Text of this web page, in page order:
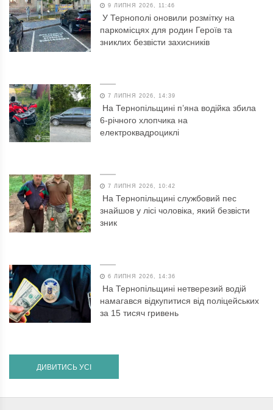
9 ЛИПНЯ 2026, 11:46
У Тернополі оновили розмітку на
паркомісцях для родин Героїв та
зниклих безвісти захисників
7 ЛИПНЯ 2026, 14:39
На Тернопільщині п’яна водійка збила
6-річного хлопчика на
електроквадроциклі
7 ЛИПНЯ 2026, 10:42
На Тернопільщині службовий пес
знайшов у лісі чоловіка, який безвісти
зник
6 ЛИПНЯ 2026, 14:36
На Тернопільщині нетверезий водій
намагався відкупитися від поліцейських
за 15 тисяч гривень
ДИВИТИСЬ УСІ